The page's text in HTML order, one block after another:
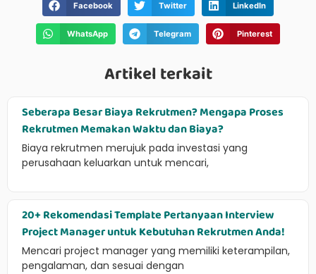
Facebook Twitter LinkedIn
WhatsApp Telegram Pinterest
Artikel terkait
Seberapa Besar Biaya Rekrutmen? Mengapa Proses
Rekrutmen Memakan Waktu dan Biaya?
Biaya rekrutmen merujuk pada investasi yang
perusahaan keluarkan untuk mencari,
20+ Rekomendasi Template Pertanyaan Interview
Project Manager untuk Kebutuhan Rekrutmen Anda!
Mencari project manager yang memiliki keterampilan,
pengalaman, dan sesuai dengan